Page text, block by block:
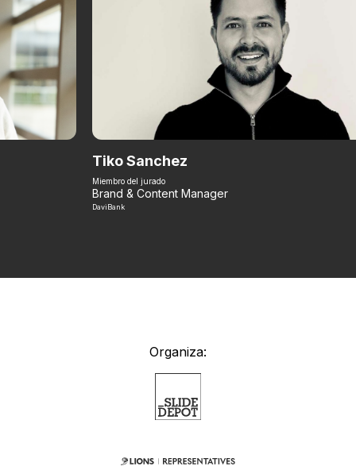
Tiko Sanchez
Miembro del jurado
Brand & Content Manager
DaviBank
Organiza: